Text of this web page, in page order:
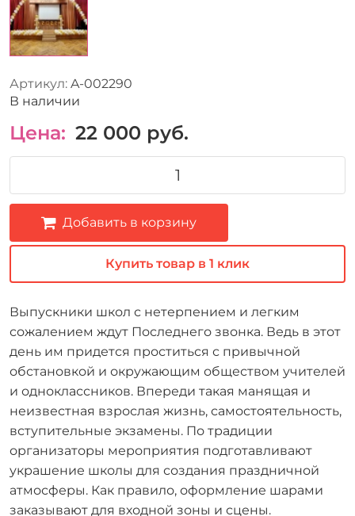
Артикул: A-002290
В наличии
Цена: 22 000 руб.
Добавить в корзину
Купить товар в 1 клик
Выпускники школ с нетерпением и легким
сожалением ждут Последнего звонка. Ведь в этот
день им придется проститься с привычной
обстановкой и окружающим обществом учителей
и одноклассников. Впереди такая манящая и
неизвестная взрослая жизнь, самостоятельность,
вступительные экзамены. По традиции
организаторы мероприятия подготавливают
украшение школы для создания праздничной
атмосферы. Как правило, оформление шарами
заказывают для входной зоны и сцены.